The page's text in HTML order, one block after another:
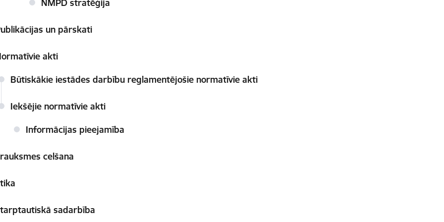
NMPD stratēģija
un pārskati
akti
Būtiskākie iestādes darbību reglamentējošie normatīvie akti
Iekšējie normatīvie akti
Informācijas pieejamība
celšana
sadarbība